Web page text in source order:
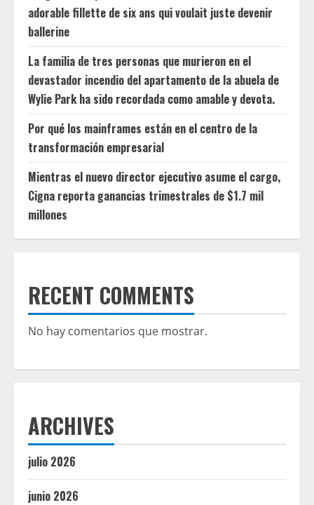
adorable fillette de six ans qui voulait juste devenir
ballerine
La familia de tres personas que murieron en el
devastador incendio del apartamento de la abuela de
Wylie Park ha sido recordada como amable y devota.
Por qué los mainframes están en el centro de la
transformación empresarial
Mientras el nuevo director ejecutivo asume el cargo,
Cigna reporta ganancias trimestrales de $1.7 mil
millones
RECENT COMMENTS
No hay comentarios que mostrar.
ARCHIVES
julio 2026
junio 2026